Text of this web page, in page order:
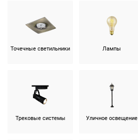
Точечные светильники Лампы
Трековые системы Уличное освещение